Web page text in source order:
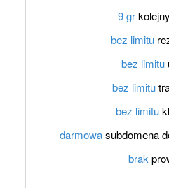
9 gr
bez limitu
bez limitu
bez limitu
bez limitu
darmowasubdomena
brak